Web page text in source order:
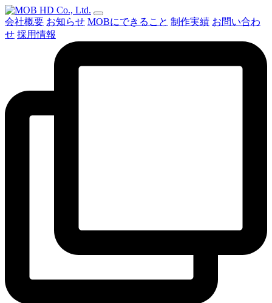
会社概要 お知らせ MOBにできること 制作実績 お問い合わ
せ 採用情報